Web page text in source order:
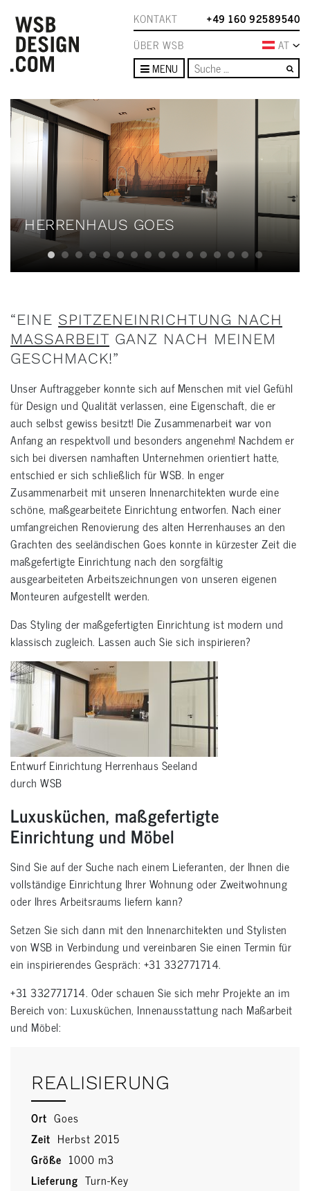
KONTAKT
+49 160 92589540
ÜBER WSB
AT
MENU
HERRENHAUS GOES
“EINE SPITZENEINRICHTUNG NACH
MASSARBEIT
GANZ NACH MEINEM
GESCHMACK!”
Unser Auftraggeber konnte sich auf Menschen mit viel Gefühl
für Design und Qualität verlassen, eine Eigenschaft, die er
auch selbst gewiss besitzt! Die Zusammenarbeit war von
Anfang an respektvoll und besonders angenehm! Nachdem er
sich bei diversen namhaften Unternehmen orientiert hatte,
entschied er sich schließlich für WSB. In enger
Zusammenarbeit mit unseren Innenarchitekten wurde eine
schöne, maßgearbeitete Einrichtung entworfen. Nach einer
umfangreichen Renovierung des alten Herrenhauses an den
Grachten des seeländischen Goes konnte in kürzester Zeit die
maßgefertigte Einrichtung nach den sorgfältig
ausgearbeiteten Arbeitszeichnungen von unseren eigenen
Monteuren aufgestellt werden.
Das Styling der maßgefertigten Einrichtung ist modern und
klassisch zugleich. Lassen auch Sie sich inspirieren?
Entwurf Einrichtung Herrenhaus Seeland
durch WSB
Luxusküchen, maßgefertigte
Einrichtung und Möbel
Sind Sie auf der Suche nach einem Lieferanten, der Ihnen die
vollständige Einrichtung Ihrer Wohnung oder Zweitwohnung
oder Ihres Arbeitsraums liefern kann?
Setzen Sie sich dann mit den Innenarchitekten und Stylisten
von WSB in Verbindung und vereinbaren Sie einen Termin für
ein inspirierendes Gespräch: +31 332771714.
+31 332771714. Oder schauen Sie sich mehr Projekte an im
Bereich von: Luxusküchen, Innenausstattung nach Maßarbeit
und Möbel:
REALISIERUNG
Ort Goes
Zeit Herbst 2015
Größe 1000 m3
Lieferung Turn-Key